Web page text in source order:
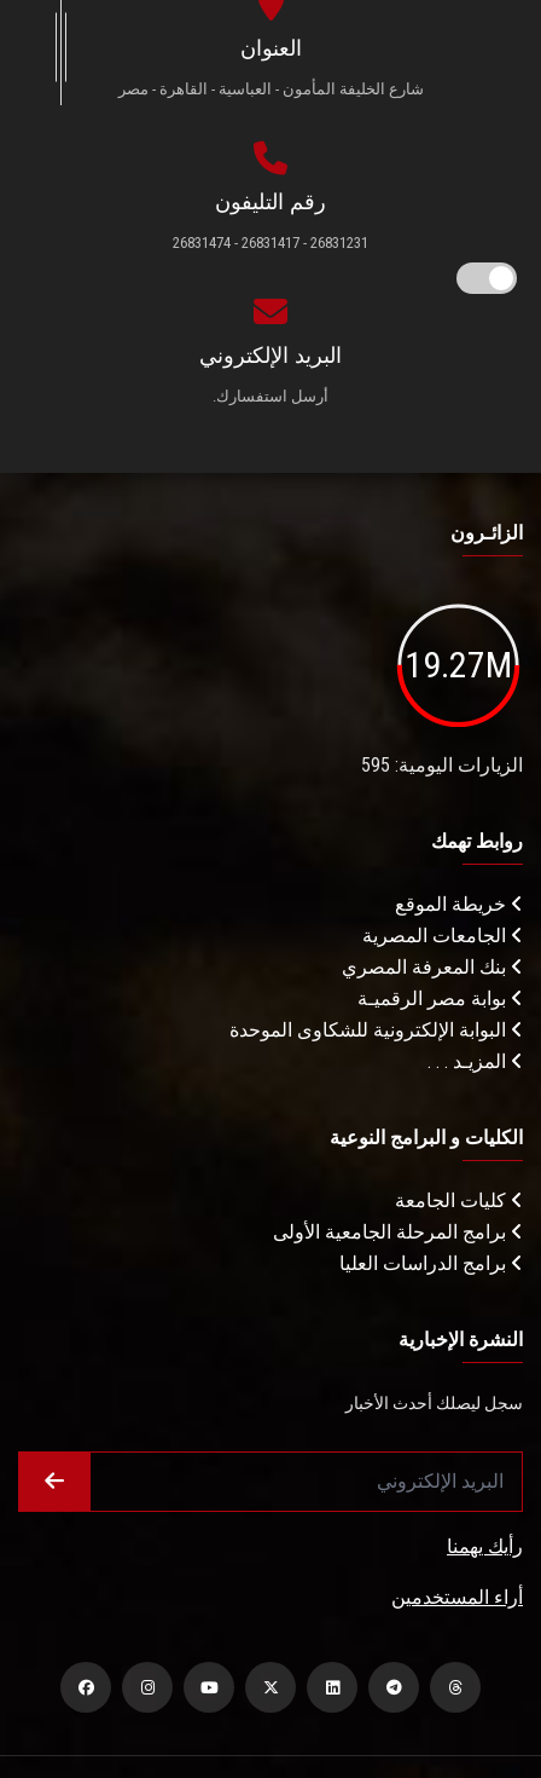
العنوان
شارع الخليفة المأمون - العباسية - القاهرة - مصر
رقم التليفون
26831231 - 26831417 - 26831474
البريد الإلكتروني
أرسل استفسارك.
الزائـرون
19.27M
الزيارات اليومية: 595
روابط تهمك
خريطة الموقع
الجامعات المصرية
بنك المعرفة المصري
بوابة مصر الرقميـة
البوابة الإلكترونية للشكاوى الموحدة
المزيـد . . .
الكليات و البرامج النوعية
كليات الجامعة
برامج المرحلة الجامعية الأولى
برامج الدراسات العليا
النشرة الإخبارية
سجل ليصلك أحدث الأخبار
رأيك يهمنا
أراء المستخدمين